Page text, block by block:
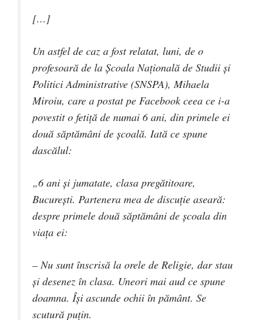
[…]
Un astfel de caz a fost relatat, luni, de o
profesoară de la Şcoala Naţională de Studii şi
Politici Administrative (SNSPA), Mihaela
Miroiu, care a postat pe Facebook ceea ce i-a
povestit o fetiţă de numai 6 ani, din primele ei
două săptămâni de şcoală. Iată ce spune
dascălul:
„6 ani şi jumatate, clasa pregătitoare,
Bucureşti. Partenera mea de discuţie aseară:
despre primele două săptămâni de şcoala din
viaţa ei:
– Nu sunt înscrisă la orele de Religie, dar stau
şi desenez în clasa. Uneori mai aud ce spune
doamna. Îşi ascunde ochii în pământ. Se
scutură puţin.